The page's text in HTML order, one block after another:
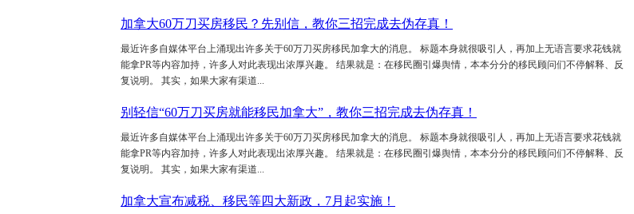
加拿大60万刀买房移民？先别信，教你三招完成去伪存真！
最近许多自媒体平台上涌现出许多关于60万刀买房移民加拿大的消息。 标题本身就很吸引人，再加上无语言要求花钱就
能拿PR等内容加持，许多人对此表现出浓厚兴趣。 结果就是：在移民圈引爆舆情，本本分分的移民顾问们不停解释、反
复说明。 其实，如果大家有渠道...
别轻信“60万刀买房就能移民加拿大”，教你三招完成去伪存真！
最近许多自媒体平台上涌现出许多关于60万刀买房移民加拿大的消息。 标题本身就很吸引人，再加上无语言要求花钱就
能拿PR等内容加持，许多人对此表现出浓厚兴趣。 结果就是：在移民圈引爆舆情，本本分分的移民顾问们不停解释、反
复说明。 其实，如果大家有渠道...
加拿大宣布减税、移民等四大新政，7月起实施！